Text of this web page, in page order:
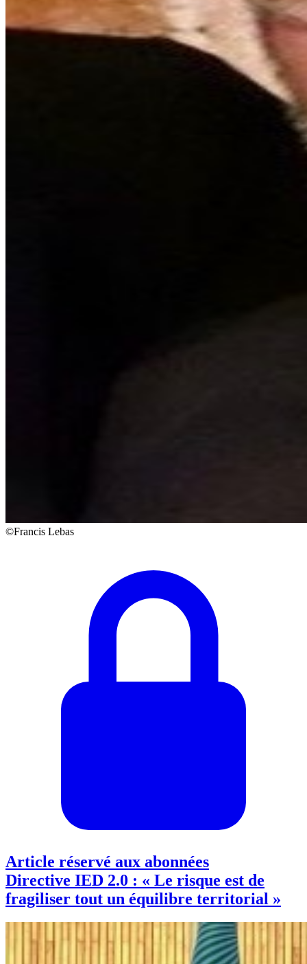
©Francis Lebas
Article réservé aux abonnées
Directive IED 2.0 : « Le risque est de
fragiliser tout un équilibre territorial »